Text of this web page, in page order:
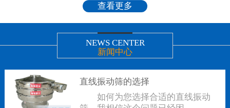
查看更多
NEWS CENTER
新闻中心
直线振动筛的选择
如何为您选择合适的直线振动